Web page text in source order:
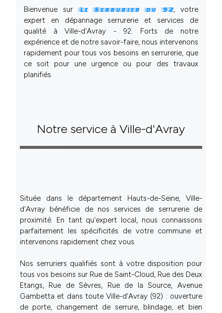
Bienvenue surLe Serrurier du 92, votre
expert en dépannage serrurerie et services de
qualité à Ville-d'Avray - 92. Forts de notre
expérience et de notre savoir-faire, nous intervenons
rapidement pour tous vos besoins en serrurerie, que
ce soit pour une urgence ou pour des travaux
planifiés.
Notre service à Ville-d'Avray
Située dans le département Hauts-de-Seine, Ville-
d'Avray bénéficie de nos services de serrurerie de
proximité. En tant qu'expert local, nous connaissons
parfaitement les spécificités de votre commune et
intervenons rapidement chez vous.
Nos serruriers qualifiés sont à votre disposition pour
tous vos besoins sur Rue de Saint-Cloud, Rue des Deux
Etangs, Rue de Sèvres, Rue de la Source, Avenue
Gambetta et dans toute Ville-d'Avray (92) : ouverture
de porte, changement de serrure, blindage, et bien